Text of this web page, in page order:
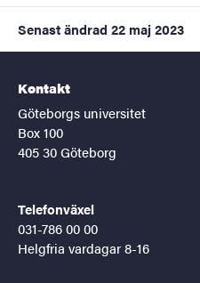
Senast ändrad 22 maj 2023
Kontakt
Göteborgs universitet
Box 100
405 30 Göteborg
Telefonväxel
031-786 00 00
Helgfria vardagar 8-16